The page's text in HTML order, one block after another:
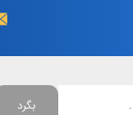
بگرد